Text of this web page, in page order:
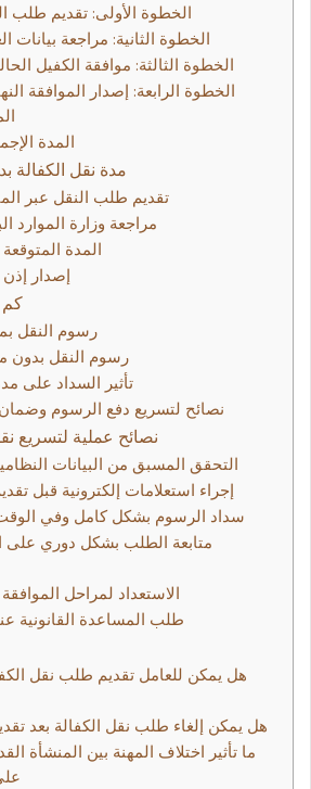
الخطوة الأولى: تقديم طلب
الخطوة الثانية: مراجعة بيانات
الخطوة الثالثة: موافقة الكفيل
الخطوة الرابعة: إصدار الموافقة
المدة
مدة نقل الكفالة
تقديم طلب النقل عبر
مراجعة وزارة الموارد
المدة
إصدار إذن
كم
رسوم النقل
رسوم النقل بدون
تأثير السداد على
نصائح لتسريع دفع الرسوم
نصائح عملية لتسريع
1. التحقق المسبق من البيانات
2. إجراء استعلامات إلكترونية قبل
3. سداد الرسوم بشكل كامل وفي
5. الاستعداد لمراحل الموافقة
6. طلب المساعدة القانونية
هل يمكن للعامل تقديم طلب نقل
هل يمكن إلغاء طلب نقل الكفالة بعد
ما تأثير اختلاف المهنة بين المنشأة